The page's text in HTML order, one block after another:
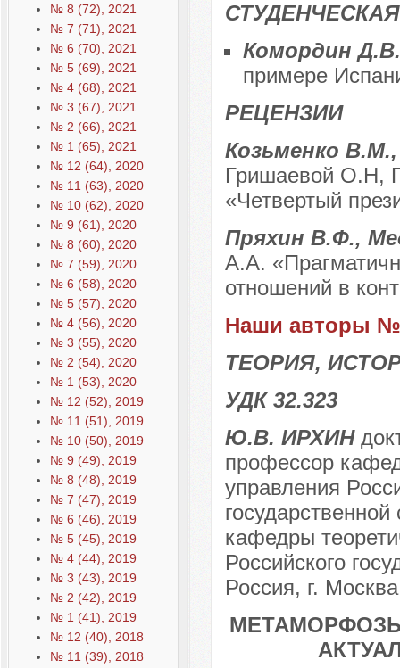
№ 8 (72), 2021
№ 7 (71), 2021
№ 6 (70), 2021
№ 5 (69), 2021
№ 4 (68), 2021
№ 3 (67), 2021
№ 2 (66), 2021
№ 1 (65), 2021
№ 12 (64), 2020
№ 11 (63), 2020
№ 10 (62), 2020
№ 9 (61), 2020
№ 8 (60), 2020
№ 7 (59), 2020
№ 6 (58), 2020
№ 5 (57), 2020
№ 4 (56), 2020
№ 3 (55), 2020
№ 2 (54), 2020
№ 1 (53), 2020
№ 12 (52), 2019
№ 11 (51), 2019
№ 10 (50), 2019
№ 9 (49), 2019
№ 8 (48), 2019
№ 7 (47), 2019
№ 6 (46), 2019
№ 5 (45), 2019
№ 4 (44), 2019
№ 3 (43), 2019
№ 2 (42), 2019
№ 1 (41), 2019
№ 12 (40), 2018
№ 11 (39), 2018
Комордин
примере
РЕЦЕНЗИИ
Козьменко
Гришаевой О.Н,
«Четвертый
Пряхин В.Ф.,
А.А.
отношений в
Наши авторы №
ТЕОРИЯ,
УДК 32.323
Ю.В. ИРХИН
профессор
управления
кафедры
Российского
Россия, г. Москва